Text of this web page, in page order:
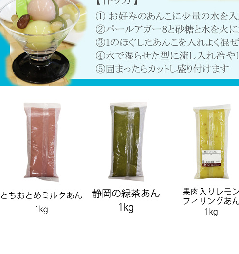
－－－－－－－－－－－－－－－－－－－－－－－－－－－－－－－－－－－－－－－－